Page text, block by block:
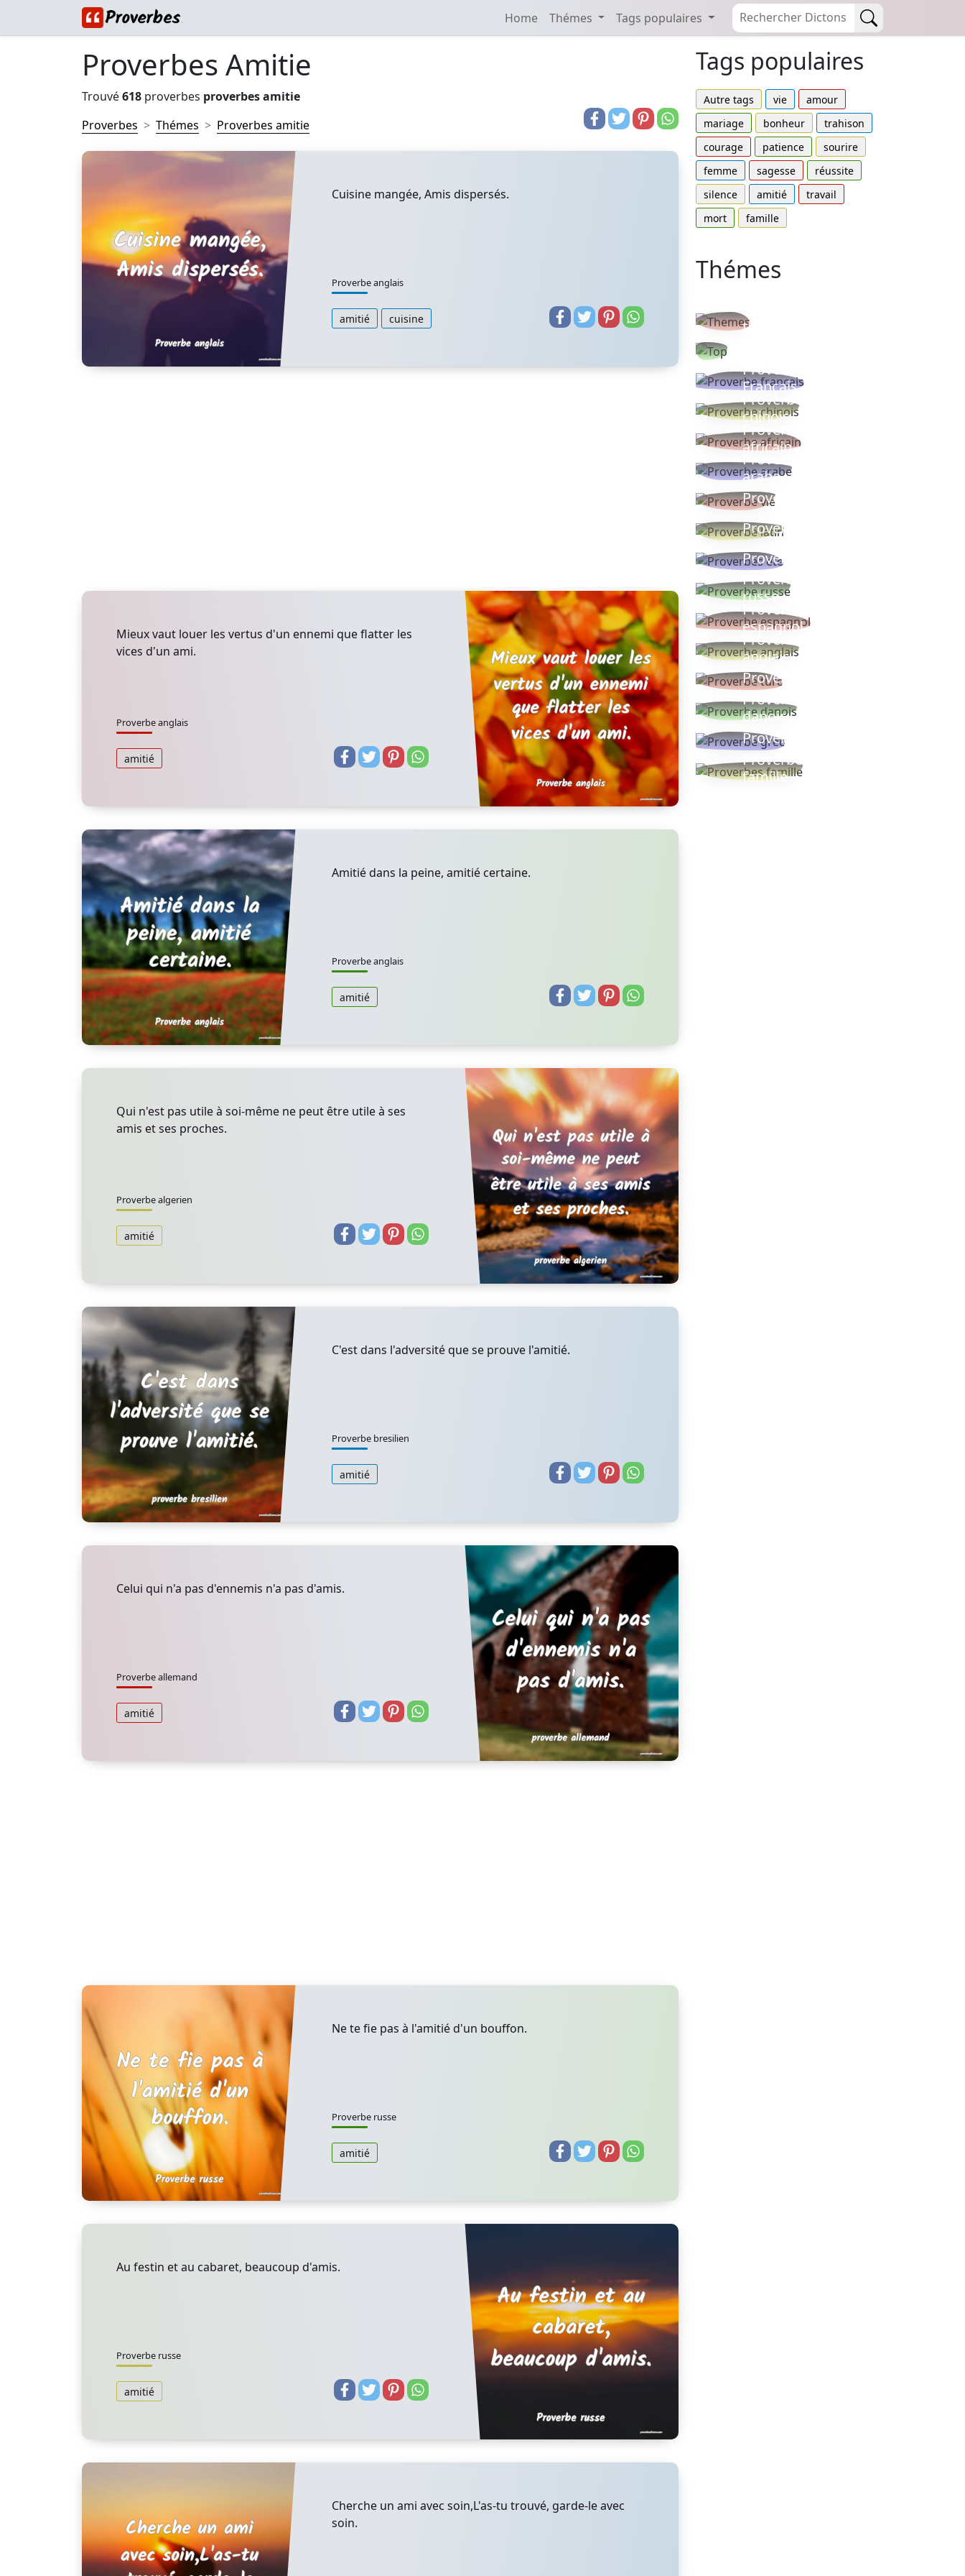
Home Thémes Tags populaires
Proverbes Amitie
Trouvé618 proverbes proverbes amitie
Proverbes
Thémes Proverbes amitie
Cuisine mangée, Amis dispersés.
Proverbe anglais
amitié cuisine
Mieux vaut louer les vertus d'un ennemi que flatter les
vices d'un ami.
Proverbe anglais
amitié
Amitié dans la peine, amitié certaine.
Proverbe anglais
amitié
Qui n'est pas utile à soi-même ne peut être utile à ses
amis et ses proches.
Proverbe algerien
amitié
C'est dans l'adversité que se prouve l'amitié.
Proverbe bresilien
amitié
Celui qui n'a pas d'ennemis n'a pas d'amis.
Proverbe allemand
amitié
Ne te fie pas à l'amitié d'un bouffon.
Proverbe russe
amitié
Au festin et au cabaret, beaucoup d'amis.
Proverbe russe
amitié
Cherche un ami avec soin,L'as-tu trouvé, garde-le avec
soin.
Tags populaires
Autre tags vie
amour
mariage
bonheur
trahison
courage
patience
sourire
femme
sagesse
réussite
silence
amitié
travail
mort
famille
Thémes
thèmes
Proverbe
Français
Proverbe
chinois
Proverbe
africain
Proverbe
arabe
Proverbe vie
Proverbe latin
Proverbes ete
Proverbe
russe
Proverbe
espagnol
Proverbe
anglais
Proverbe turc
Proverbe
danois
Proverbe grec
Proverbes
famille